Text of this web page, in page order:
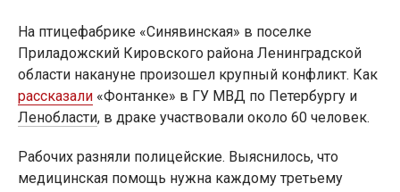
На птицефабрике «Синявинская» в поселке
Приладожский Кировского района Ленинградской
области накануне произошел крупный конфликт. Как
рассказали «Фонтанке» в ГУ МВД по Петербургу и
Ленобласти, в драке участвовали около 60 человек.
Рабочих разняли полицейские. Выяснилось, что
медицинская помощь нужна каждому третьему